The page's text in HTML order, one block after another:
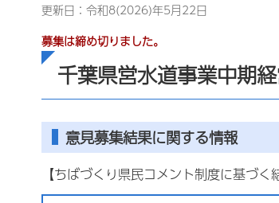
更新日：令和8(2026)年5月22日
募集は締め切りました。
千葉県営水道事業中期
意見募集結果に関する情報
【ちばづくり県民コメント制度に基づく